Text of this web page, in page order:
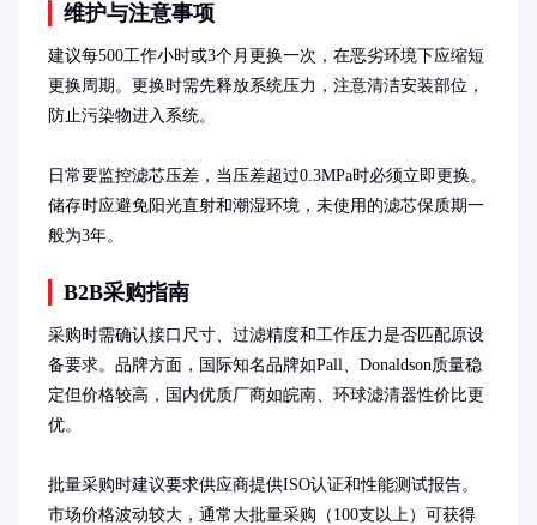
维护与注意事项
建议每500工作小时或3个月更换一次，在恶劣环境下应缩短
更换周期。更换时需先释放系统压力，注意清洁安装部位，
防止污染物进入系统。
日常要监控滤芯压差，当压差超过0.3MPa时必须立即更换。
储存时应避免阳光直射和潮湿环境，未使用的滤芯保质期一
般为3年。
B2B采购指南
采购时需确认接口尺寸、过滤精度和工作压力是否匹配原设
备要求。品牌方面，国际知名品牌如Pall、Donaldson质量稳
定但价格较高，国内优质厂商如皖南、环球滤清器性价比更
优。
批量采购时建议要求供应商提供ISO认证和性能测试报告。
市场价格波动较大，通常大批量采购（100支以上）可获得